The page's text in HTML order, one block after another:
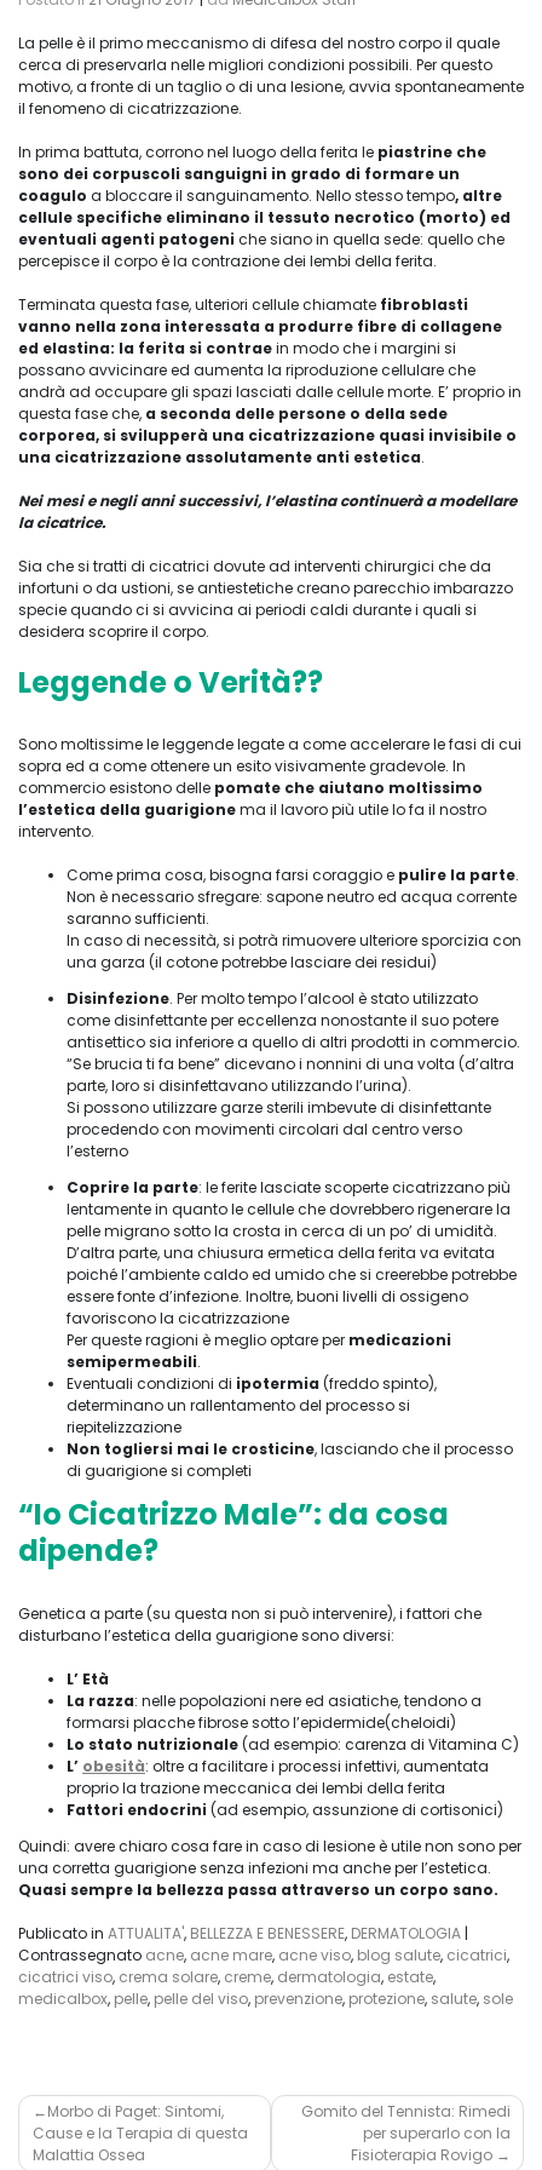
La pelle è il primo meccanismo di difesa del nostro corpo il quale
cerca di preservarla nelle migliori condizioni possibili. Per questo
motivo, a fronte di un taglio o di una lesione, avvia spontaneamente
il fenomeno di cicatrizzazione.
In prima battuta, corrono nel luogo della ferita le piastrine che
sono dei corpuscoli sanguigni in grado di formare un
coagulo a bloccare il sanguinamento. Nello stesso tempo, altre
cellule specifiche eliminano il tessuto necrotico (morto) ed
eventuali agenti patogeni che siano in quella sede: quello che
percepisce il corpo è la contrazione dei lembi della ferita.
Terminata questa fase, ulteriori cellule chiamate fibroblasti
vanno nella zona interessata a produrre fibre di collagene
ed elastina: la ferita si contraein modo che i margini si
possano avvicinare ed aumenta la riproduzione cellulare che
andrà ad occupare gli spazi lasciati dalle cellule morte. E’ proprio in
questa fase che, a seconda delle persone o della sede
corporea, si svilupperà una cicatrizzazione quasi invisibile o
una cicatrizzazione assolutamente anti estetica.
Nei mesi e negli anni successivi, l’elastina continuerà a modellare
la cicatrice.
Sia che si tratti di cicatrici dovute ad interventi chirurgici che da
infortuni o da ustioni, se antiestetiche creano parecchio imbarazzo
specie quando ci si avvicina ai periodi caldi durante i quali si
desidera scoprire il corpo.
Leggende o Verità??
Sono moltissime le leggende legate a come accelerare le fasi di cui
sopra ed a come ottenere un esito visivamente gradevole. In
commercio esistono delle pomate che aiutano moltissimo
l’estetica della guarigionema il lavoro più utile lo fa il nostro
intervento.
Come prima cosa, bisogna farsi coraggio e pulire la parte.
Non è necessario sfregare: sapone neutro ed acqua corrente
saranno sufficienti.
In caso di necessità, si potrà rimuovere ulteriore sporcizia con
una garza (il cotone potrebbe lasciare dei residui)
Disinfezione. Per molto tempo l’alcool è stato utilizzato
come disinfettante per eccellenza nonostante il suo potere
antisettico sia inferiore a quello di altri prodotti in commercio.
“Se brucia ti fa bene” dicevano i nonnini di una volta (d’altra
parte, loro si disinfettavano utilizzando l’urina).
Si possono utilizzare garze sterili imbevute di disinfettante
procedendo con movimenti circolari dal centro verso
l’esterno
Coprire la parte: le ferite lasciate scoperte cicatrizzano più
lentamente in quanto le cellule che dovrebbero rigenerare la
pelle migrano sotto la crosta in cerca di un po’ di umidità.
D’altra parte, una chiusura ermetica della ferita va evitata
poiché l’ambiente caldo ed umido che si creerebbe potrebbe
essere fonte d’infezione. Inoltre, buoni livelli di ossigeno
favoriscono la cicatrizzazione
Per queste ragioni è meglio optare per medicazioni
semipermeabili.
Eventuali condizioni di ipotermia (freddo spinto),
determinano un rallentamento del processo si
riepitelizzazione
Non togliersi mai le crosticine, lasciando che il processo
di guarigione si completi
“Io Cicatrizzo Male”: da cosa
dipende?
Genetica a parte (su questa non si può intervenire), i fattori che
disturbano l’estetica della guarigione sono diversi:
L’ Età
La razza: nelle popolazioni nere ed asiatiche, tendono a
formarsi placche fibrose sotto l’epidermide(cheloidi)
Lo stato nutrizionale(ad esempio: carenza di Vitamina C)
L’ obesità: oltre a facilitare i processi infettivi, aumentata
proprio la trazione meccanica dei lembi della ferita
Fattori endocrini (ad esempio, assunzione di cortisonici)
Quindi: avere chiaro cosa fare in caso di lesione è utile non sono per
una corretta guarigione senza infezioni ma anche per l’estetica.
Quasi sempre la bellezza passa attraverso un corpo sano.
Publicato in ATTUALITA', BELLEZZA E BENESSERE, DERMATOLOGIA |
Contrassegnato acne, acne mare, acne viso, blog salute, cicatrici,
cicatrici viso, crema solare, creme, dermatologia, estate,
medicalbox, pelle, pelle del viso, prevenzione, protezione, salute, sole
Navigazione
articoli
Morbo di Paget: Sintomi,
Cause e la Terapia di questa
Malattia Ossea
Gomito del Tennista: Rimedi
per superarlo con la
Fisioterapia Rovigo